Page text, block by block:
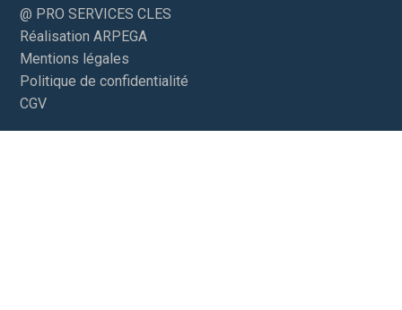
@ PRO SERVICES CLES
Réalisation ARPEGA
Mentions légales
Politique de confidentialité
CGV